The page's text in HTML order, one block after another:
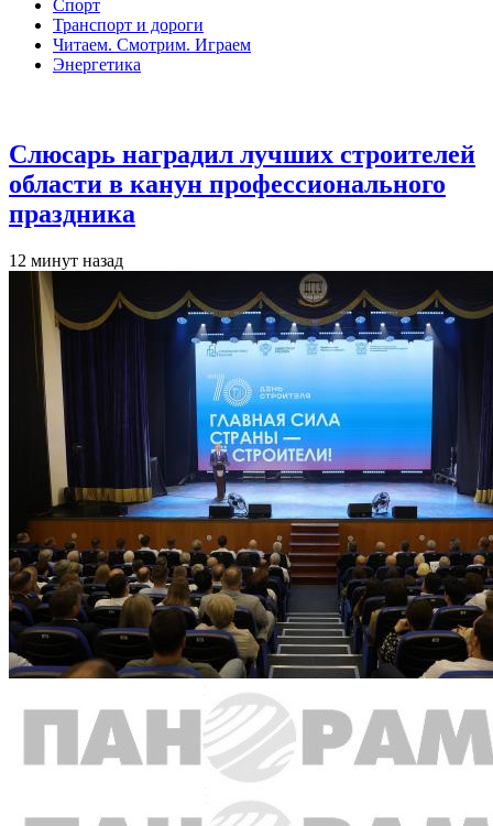
Спорт
Транспорт и дороги
Читаем. Смотрим. Играем
Энергетика
Слюсарь наградил лучших строителей
области в канун профессионального
праздника
12 минут назад